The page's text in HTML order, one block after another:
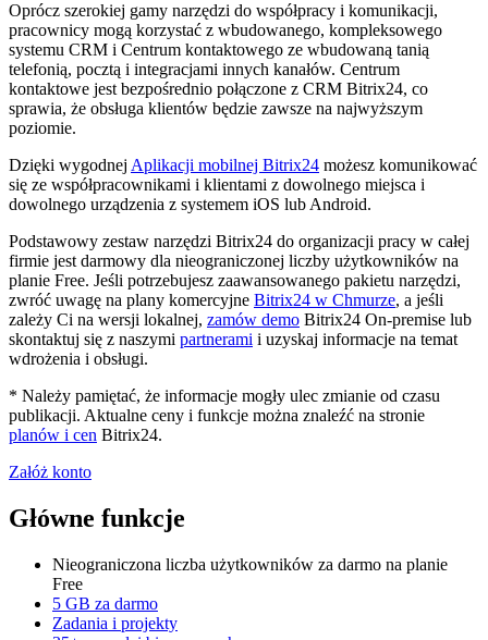
Oprócz szerokiej gamy narzędzi do współpracy i komunikacji,
pracownicy mogą korzystać z wbudowanego, kompleksowego
systemu CRM i Centrum kontaktowego ze wbudowaną tanią
telefonią, pocztą i integracjami innych kanałów. Centrum
kontaktowe jest bezpośrednio połączone z CRM Bitrix24, co
sprawia, że obsługa klientów będzie zawsze na najwyższym
poziomie.
Dzięki wygodnej Aplikacji mobilnej Bitrix24 możesz komunikować
się ze współpracownikami i klientami z dowolnego miejsca i
dowolnego urządzenia z systemem iOS lub Android.
Podstawowy zestaw narzędzi Bitrix24 do organizacji pracy w całej
firmie jest darmowy dla nieograniczonej liczby użytkowników na
planie Free. Jeśli potrzebujesz zaawansowanego pakietu narzędzi,
zwróć uwagę na plany komercyjne Bitrix24 w Chmurze, a jeśli
zależy Ci na wersji lokalnej, zamów demo Bitrix24 On-premise lub
skontaktuj się z naszymi partnerami i uzyskaj informacje na temat
wdrożenia i obsługi.
* Należy pamiętać, że informacje mogły ulec zmianie od czasu
publikacji. Aktualne ceny i funkcje można znaleźć na stronie
planów i cen Bitrix24.
Załóż konto
Główne funkcje
Nieograniczona liczba użytkowników za darmo na planie
Free
5 GB za darmo
Zadania i projekty